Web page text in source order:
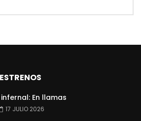
En llamas
17 JULIO 2026